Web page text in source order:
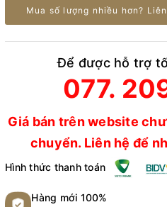
Mua số lượng nhiều hơn?
Để được hỗ trợ
077.
Giá bán trên website
chuyển. Liên hệ để
Hình thức thanh toán
Hàng mới 100%